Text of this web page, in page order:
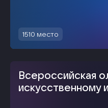
1510 место
Всероссийская
искусственному